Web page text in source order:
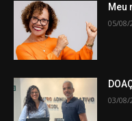
Meu
05/08/
03/08/